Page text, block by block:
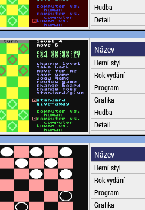
Hudba
Detail
Název
Herní styl
Rok vydání
Program
Grafika
Hudba
Detail
Název
Herní styl
Rok vydání
Program
Grafika